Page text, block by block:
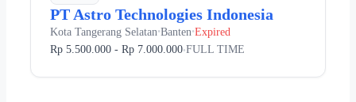
PT Astro Technologies Indonesia
Kota Tangerang Selatan•Banten•Expired
Rp 5.500.000 - Rp 7.000.000•FULL TIME